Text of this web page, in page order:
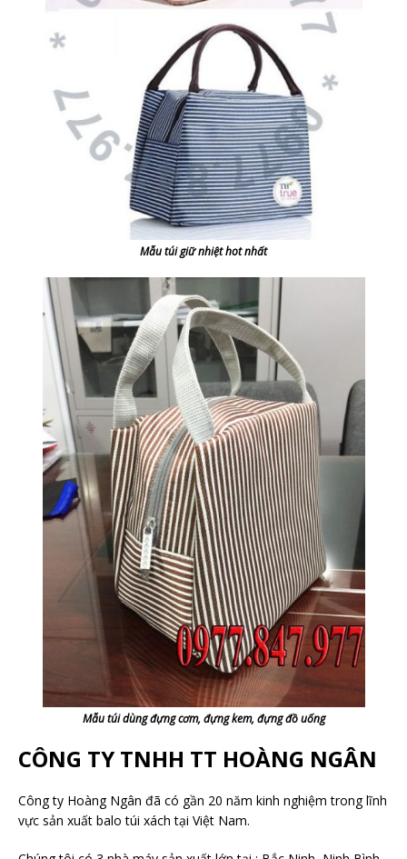
Mẫu túi giữ nhiệt hot nhất
Mẫu túi dùng đựng cơm, đựng kem, đựng đồ uống
CÔNG TY TNHH TT HOÀNG NGÂN
Công ty Hoàng Ngân đã có gần 20 năm kinh nghiệm trong lĩnh
vực sản xuất balo túi xách tại Việt Nam.